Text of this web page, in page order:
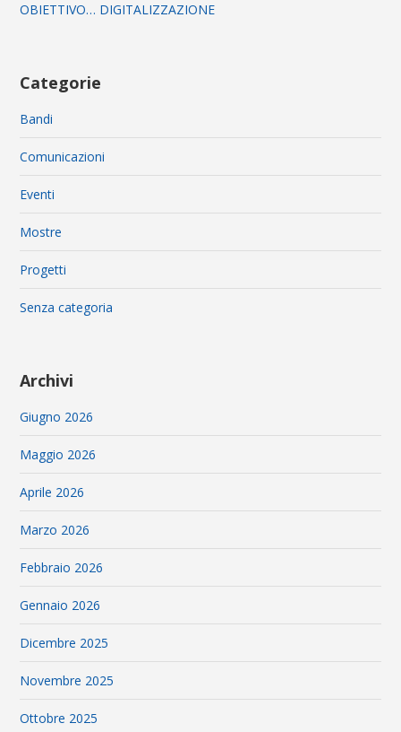
OBIETTIVO… DIGITALIZZAZIONE
Categorie
Bandi
Comunicazioni
Eventi
Mostre
Progetti
Senza categoria
Archivi
Giugno 2026
Maggio 2026
Aprile 2026
Marzo 2026
Febbraio 2026
Gennaio 2026
Dicembre 2025
Novembre 2025
Ottobre 2025